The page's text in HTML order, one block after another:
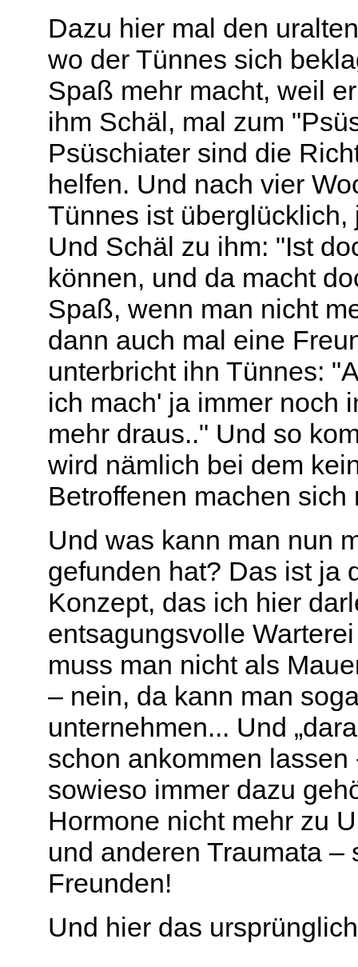
Dazu hier mal den
wo der Tünnes sich
Spaß mehr macht, weil
ihm Schäl, mal zum
Psüschiater sind die
helfen. Und nach vier
Tünnes ist
Und Schäl zu ihm: "Ist
können, und da macht
Spaß, wenn man nicht
dann auch mal eine
unterbricht ihn Tünnes:
ich mach' ja immer noch
mehr draus.." Und so
wird nämlich bei dem
Betroffenen machen
Und was kann man nun
gefunden hat? Das ist ja
Konzept, das ich hier
entsagungsvolle
muss man nicht als
– nein, da kann man
unternehmen... Und
schon ankommen
sowieso immer dazu
Hormone nicht mehr zu
und anderen Traumata
Freunden!
Und hier das